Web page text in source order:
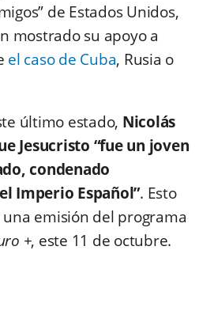
de Estados Unidos,
mostrado su apoyo a
el caso de Cuba, Rusia o
último estado, Nicolás
Jesucristo “fue un joven
condenado
Imperio Español”. Esto
emisión del programa
+, este 11 de octubre.